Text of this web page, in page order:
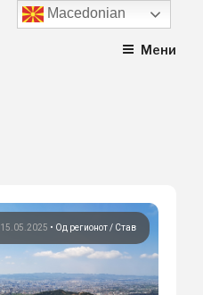
Мени
15.05.2025 • Од регионот Став
Macedonian